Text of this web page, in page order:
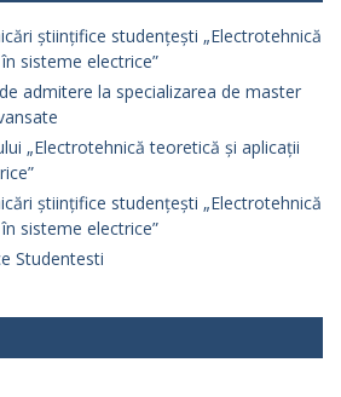
științifice studențești „Electrotehnică
sisteme electrice”
admitere la specializarea de master
„Electrotehnică teoretică și aplicații
științifice studențești „Electrotehnică
sisteme electrice”
Studentesti